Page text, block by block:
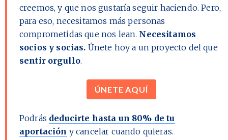
creemos, y que nos gustaría seguir haciendo. Pero,
para eso, necesitamos más personas
comprometidas que nos lean. Necesitamos
socios y socias. Únete hoy a un proyecto del que
sentir orgullo.
ÚNETE AQUÍ
Podrás deducirte hasta un 80% de tu
aportación y cancelar cuando quieras.